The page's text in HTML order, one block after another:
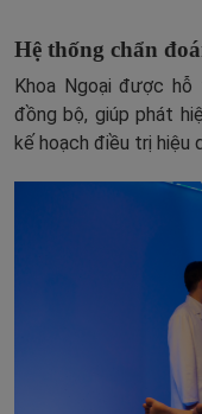
Hệ thống chẩn
Khoa Ngoại được
đồng bộ, giúp phát
kế hoạch điều trị hiệu